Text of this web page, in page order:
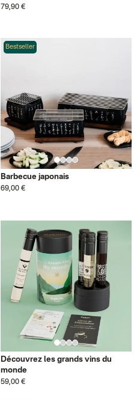
79,90 €
Bestseller
Barbecue japonais
69,00 €
Découvrez les grands vins du
monde
59,00 €